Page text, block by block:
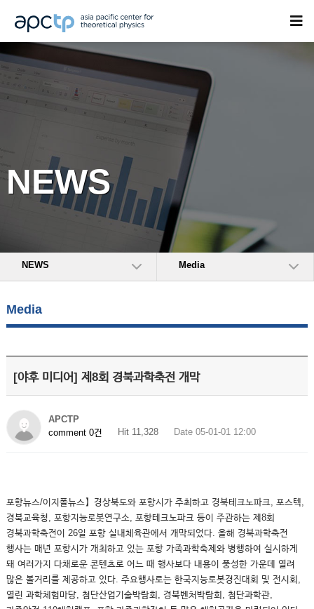
NEWS
NEWS Media
Media
[야후 미디어] 제8회 경북과학축전 개막
APCTP
comment 0건
Hit 11,328 Date 05-01-01 12:00
포항뉴스/이지폴뉴스】경상북도와 포항시가 주최하고 경북테크노파크, 포스텍,
경북교육청, 포항지능로봇연구소, 포항테크노파크 등이 주관하는 제8회
경북과학축전이 26일 포항 실내체육관에서 개막되었다. 올해 경북과학축전
행사는 매년 포항시가 개최하고 있는 포항 가족과학축제와 병행하여 실시하게
돼 여러가지 다채로운 콘텐츠로 어느 때 행사보다 내용이 풍성한 가운데 열려
많은 볼거리를 제공하고 있다. 주요행사로는 한국지능로봇경진대회 및 전시회,
열린 과학체험마당, 첨단산업기술박람회, 경북벤처박람회, 첨단과학관,